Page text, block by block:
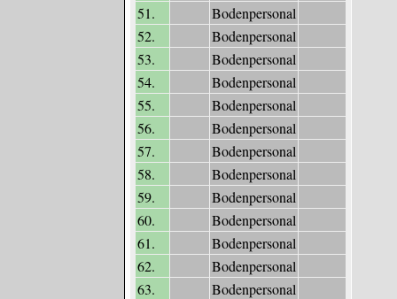
51.
Bodenpersonal
52.
Bodenpersonal
53.
Bodenpersonal
54.
Bodenpersonal
55.
Bodenpersonal
56.
Bodenpersonal
57.
Bodenpersonal
58.
Bodenpersonal
59.
Bodenpersonal
60.
Bodenpersonal
61.
Bodenpersonal
62.
Bodenpersonal
63.
Bodenpersonal